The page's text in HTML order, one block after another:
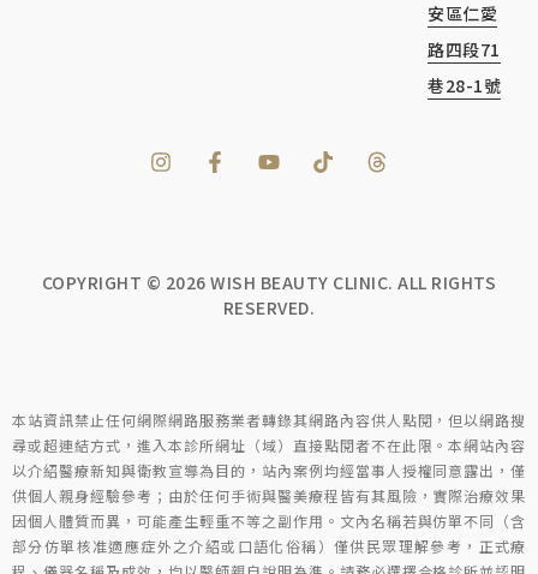
安區仁愛
路四段71
巷28-1號
COPYRIGHT © 2026 WISH BEAUTY CLINIC. ALL RIGHTS
RESERVED.
本站資訊禁止任何網際網路服務業者轉錄其網路內容供人點閱，但以網路搜
尋或超連結方式，進入本診所網址（域）直接點閱者不在此限。本網站內容
以介紹醫療新知與衛教宣導為目的，站內案例均經當事人授權同意露出，僅
供個人親身經驗參考；由於任何手術與醫美療程皆有其風險，實際治療效果
因個人體質而異，可能產生輕重不等之副作用。文內名稱若與仿單不同（含
部分仿單核准適應症外之介紹或口語化俗稱）僅供民眾理解參考，正式療